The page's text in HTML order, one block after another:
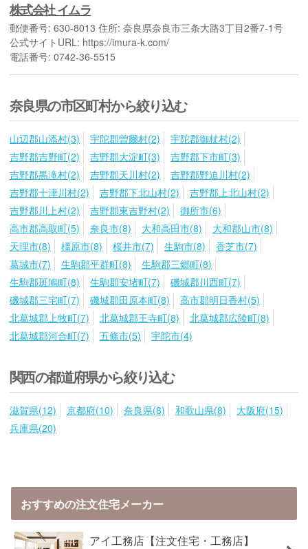
株式会社 イムラ
郵便番号: 630-8013 住所: 奈良県奈良市三条大路3丁目2番7-1号
公式サイトURL: https://imura-k.com/
電話番号: 0742-36-5515
奈良県の市区町村から絞り込む
山辺郡山添村(3) 宇陀郡曽爾村(2)
宇陀郡御杖村(2)
吉野郡吉野町(2)
吉野郡大淀町(3)
吉野郡下市町(3)
吉野郡黒滝村(2)
吉野郡天川村(2)
吉野郡野迫川村(2)
吉野郡十津川村(2)
吉野郡下北山村(2)
吉野郡上北山村(2)
吉野郡川上村(2)
吉野郡東吉野村(2)
御所市(6)
高市郡高取町(5)
奈良市(8) 大和高田市(8)
大和郡山市(8)
天理市(8)
橿原市(8) 桜井市(7) 生駒市(8)
香芝市(7)
葛城市(7)
生駒郡平群町(8)
生駒郡三郷町(8)
生駒郡斑鳩町(8)
生駒郡安堵町(7)
磯城郡川西町(7)
磯城郡三宅町(7)
磯城郡田原本町(8)
高市郡明日香村(5)
北葛城郡上牧町(7)
北葛城郡王寺町(8)
北葛城郡広陵町(8)
北葛城郡河合町(7)
五條市(5) 宇陀市(4)
関西の都道府県から絞り込む
滋賀県(12) 京都府(10) 奈良県(8) 和歌山県(8)
大阪府(15)
兵庫県(20)
おすすめの注文住宅メーカー
アイ工務店【注文住宅・工務店】